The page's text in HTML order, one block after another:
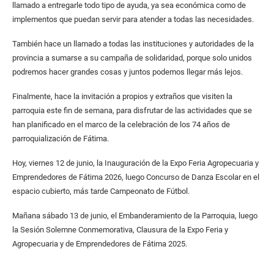
llamado a entregarle todo tipo de ayuda, ya sea económica como de
implementos que puedan servir para atender a todas las necesidades.
También hace un llamado a todas las instituciones y autoridades de la
provincia a sumarse a su campaña de solidaridad, porque solo unidos
podremos hacer grandes cosas y juntos podemos llegar más lejos.
Finalmente, hace la invitación a propios y extraños que visiten la
parroquia este fin de semana, para disfrutar de las actividades que se
han planificado en el marco de la celebración de los 74 años de
parroquialización de Fátima.
Hoy, viernes 12 de junio, la Inauguración de la Expo Feria Agropecuaria y
Emprendedores de Fátima 2026, luego Concurso de Danza Escolar en el
espacio cubierto, más tarde Campeonato de Fútbol.
Mañana sábado 13 de junio, el Embanderamiento de la Parroquia, luego
la Sesión Solemne Conmemorativa, Clausura de la Expo Feria y
Agropecuaria y de Emprendedores de Fátima 2025.